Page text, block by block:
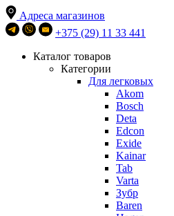
Адреса магазинов
+375 (29) 11 33 441
Каталог товаров
Категории
Для легковых
Akom
Bosch
Deta
Edcon
Exide
Kainar
Tab
Varta
Зубр
Baren